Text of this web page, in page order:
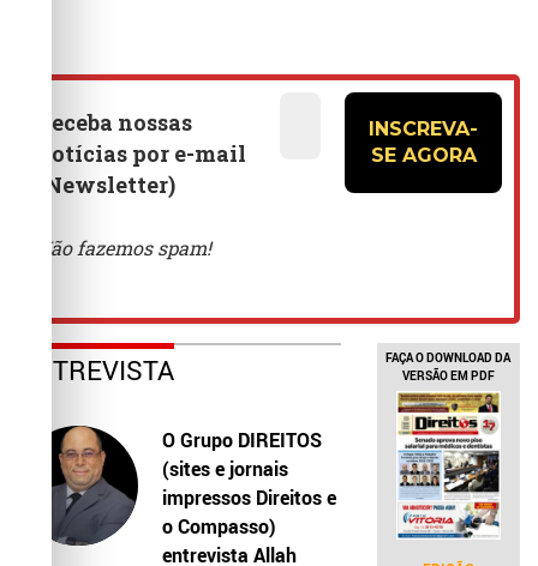
ENTREVISTA
O Grupo DIREITOS
(sites e jornais
impressos Direitos e
o Compasso)
entrevista Allah
FAÇA O DOWNLOAD DA
VERSÃO EM PDF